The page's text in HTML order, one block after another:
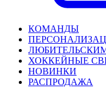
КОМАНДЫ
ХОККЕЙНЫЕ
НОВИНКИ
РАСПРОДАЖА